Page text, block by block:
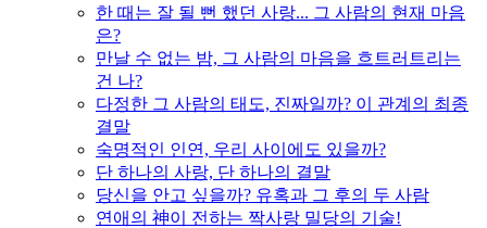
한 때는 잘 될 뻔 했던 사랑... 그 사람의 현재 마음
은?
만날 수 없는 밤, 그 사람의 마음을 흐트러트리는
건 나?
다정한 그 사람의 태도, 진짜일까? 이 관계의 최종
결말
숙명적인 인연, 우리 사이에도 있을까?
단 하나의 사랑, 단 하나의 결말
당신을 안고 싶을까? 유혹과 그 후의 두 사람
연애의 神이 전하는 짝사랑 밀당의 기술!